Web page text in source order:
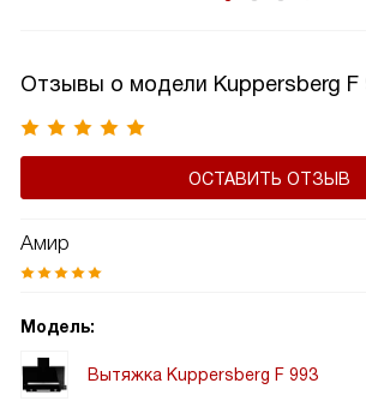
Отзывы о модели Kuppersberg F
ОСТАВИТЬ ОТЗЫВ
Амир
Модель:
Вытяжка Kuppersberg F 993